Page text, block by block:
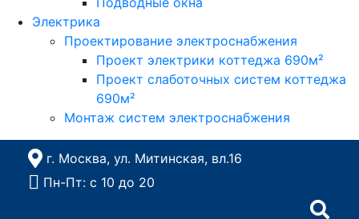
Электрика
Проектирование электроснабжения
Проект электрики коттеджа 690м²
Проект слаботочных систем коттеджа
690м²
Монтаж систем электроснабжения
г. Москва, ул. Митинская, вл.16
Пн-Пт: с 10 до 20